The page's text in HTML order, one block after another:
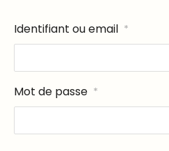
Identifiant ou email *
Mot de passe *